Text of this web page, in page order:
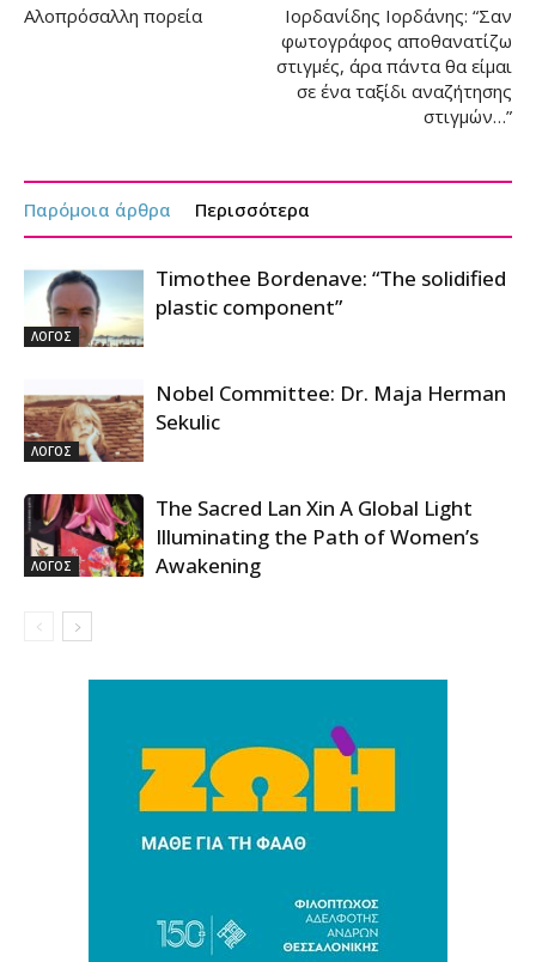
Αλοπρόσαλλη πορεία
Ιορδανίδης Ιορδάνης: “Σαν
φωτογράφος αποθανατίζω
στιγμές, άρα πάντα θα είμαι
σε ένα ταξίδι αναζήτησης
στιγμών…”
Παρόμοια άρθρα Περισσότερα
ΛΟΓΟΣ
Timothee Bordenave: “The solidified
plastic component”
ΛΟΓΟΣ
Nobel Committee: Dr. Maja Herman
Sekulic
ΛΟΓΟΣ
The Sacred Lan Xin A Global Light
Illuminating the Path of Women’s
Awakening